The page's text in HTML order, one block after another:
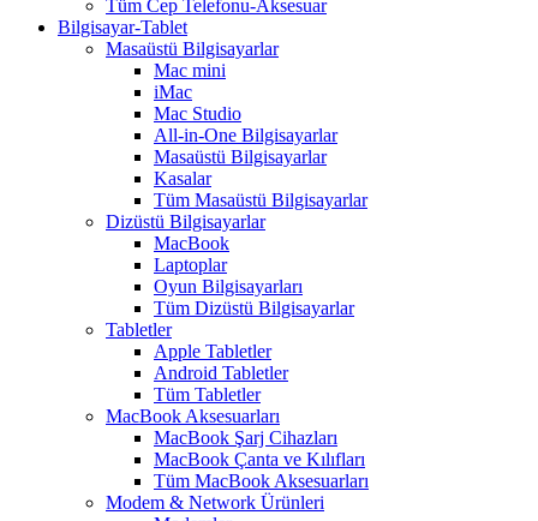
Tüm Cep Telefonu-Aksesuar
Bilgisayar-Tablet
Masaüstü Bilgisayarlar
Mac mini
iMac
Mac Studio
All-in-One Bilgisayarlar
Masaüstü Bilgisayarlar
Kasalar
Tüm Masaüstü Bilgisayarlar
Dizüstü Bilgisayarlar
MacBook
Laptoplar
Oyun Bilgisayarları
Tüm Dizüstü Bilgisayarlar
Tabletler
Apple Tabletler
Android Tabletler
Tüm Tabletler
MacBook Aksesuarları
MacBook Şarj Cihazları
MacBook Çanta ve Kılıfları
Tüm MacBook Aksesuarları
Modem & Network Ürünleri